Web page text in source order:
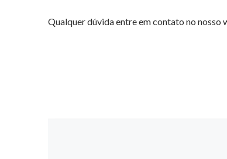
Qualquer dúvida entre em contato no nosso